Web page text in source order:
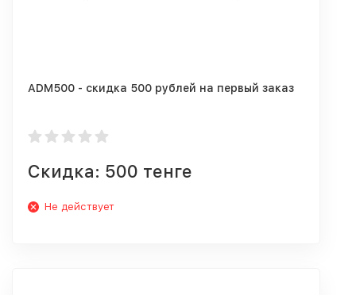
ADM500 - скидка 500 рублей на первый заказ
Скидка: 500 тенге
Не действует